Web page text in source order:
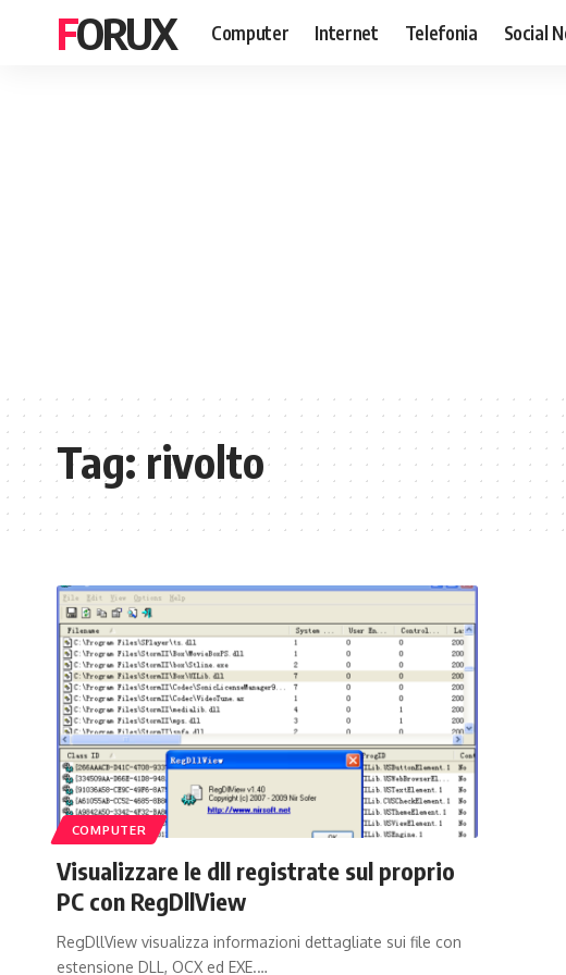
FORUX Computer Internet Telefonia Social
Tag:rivolto
COMPUTER
Visualizzare le dll registrate sul proprio
PC con RegDllView
RegDllView visualizza informazioni dettagliate sui file con
estensione DLL, OCX ed EXE.…